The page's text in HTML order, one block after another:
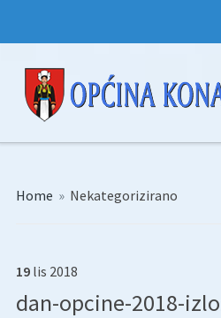
Home » Nekategorizirano
19 lis 2018
dan-opcine-2018-